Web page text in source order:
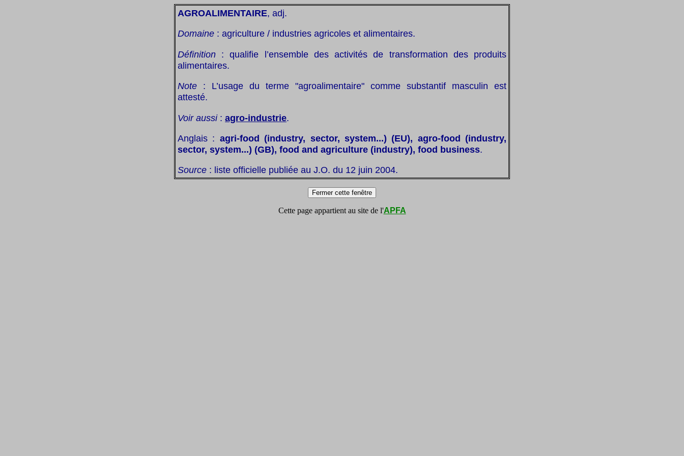
AGROALIMENTAIRE, adj.
Domaine : agriculture / industries agricoles et alimentaires.
Définition : qualifie l’ensemble des activités de transformation des produits
alimentaires.
Note : L’usage du terme "agroalimentaire" comme substantif masculin est
attesté.
Voir aussi: agro-industrie.
Anglais : agri-food (industry, sector, system...) (EU), agro-food (industry,
sector, system...) (GB), food and agriculture (industry), food business.
Source : liste officielle publiée au J.O. du 12 juin 2004.
Cette page appartient au site de l'APFA